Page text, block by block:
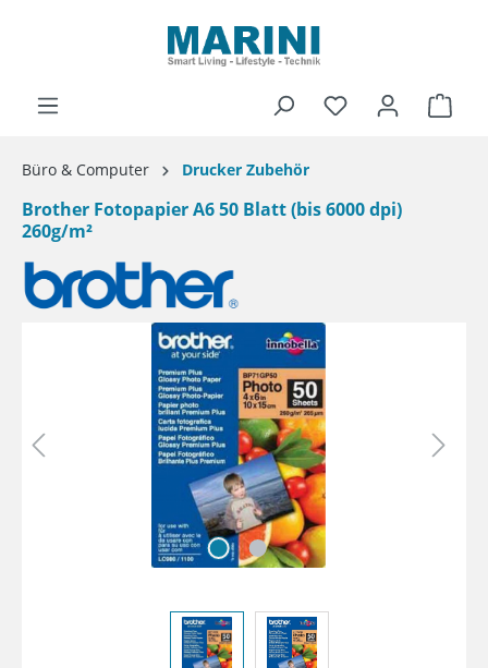
Büro & Computer Drucker Zubehör
Brother Fotopapier A6 50 Blatt (bis 6000 dpi)
260g/m²
Bildergalerie überspringen